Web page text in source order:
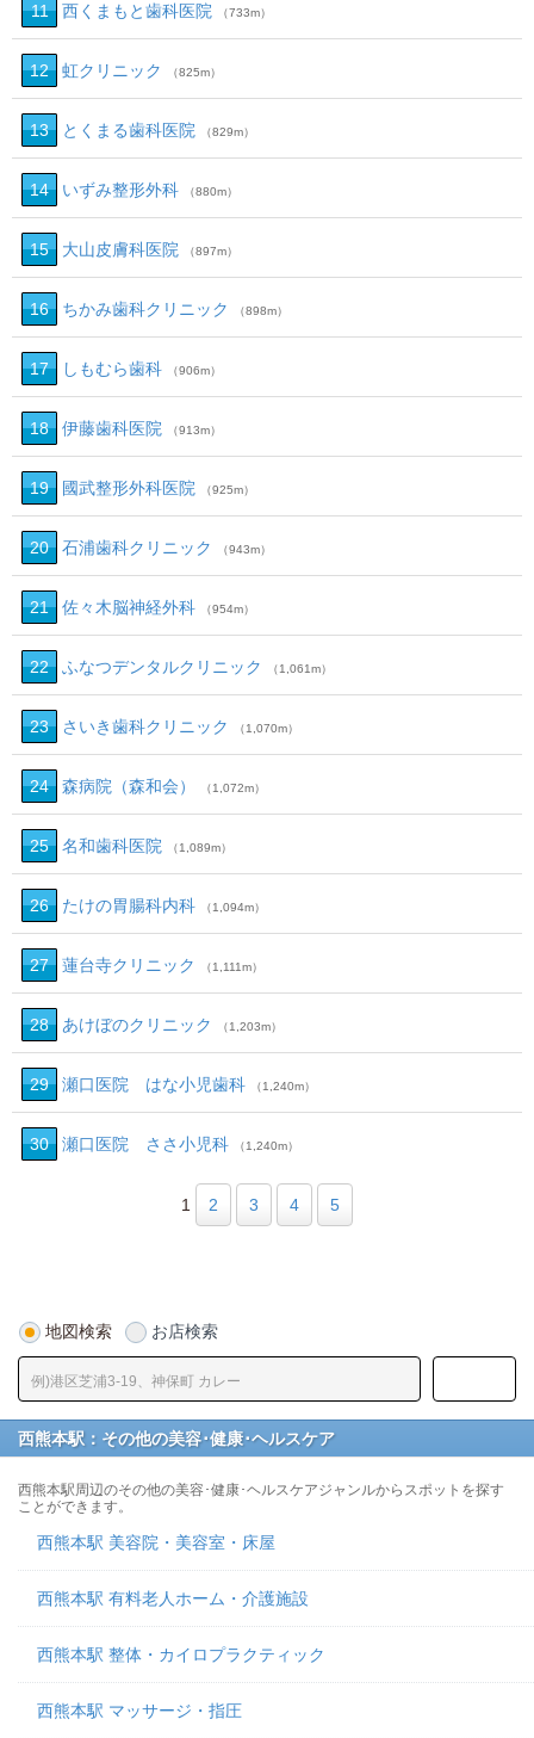
11 西くまもと歯科医院 （733m）
12 虹クリニック （825m）
13 とくまる歯科医院 （829m）
14 いずみ整形外科 （880m）
15 大山皮膚科医院 （897m）
16 ちかみ歯科クリニック （898m）
17 しもむら歯科 （906m）
18 伊藤歯科医院 （913m）
19 國武整形外科医院 （925m）
20 石浦歯科クリニック （943m）
21 佐々木脳神経外科 （954m）
22 ふなつデンタルクリニック （1,061m）
23 さいき歯科クリニック （1,070m）
24 森病院（森和会） （1,072m）
25 名和歯科医院 （1,089m）
26 たけの胃腸科内科 （1,094m）
27 蓮台寺クリニック （1,111m）
28 あけぼのクリニック （1,203m）
29 瀬口医院 はな小児歯科 （1,240m）
30 瀬口医院 ささ小児科 （1,240m）
1 2 3 4 5
地図検索 お店検索
西熊本駅：その他の美容･健康･ヘルスケア
西熊本駅周辺のその他の美容･健康･ヘルスケアジャンルからスポットを探す
ことができます。
西熊本駅 美容院・美容室・床屋
西熊本駅 有料老人ホーム・介護施設
西熊本駅 整体・カイロプラクティック
西熊本駅 マッサージ・指圧